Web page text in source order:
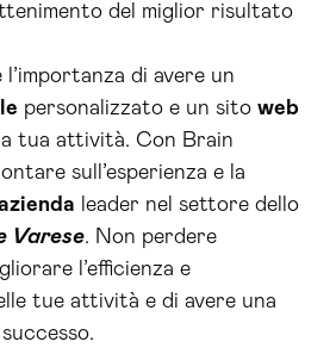
del miglior risultato
di avere un
personalizzato e un sito web
tua attività. Con Brain
sull’esperienza e la
leader nel settore dello
Varese. Non perdere
l’efficienza e
tue attività e di avere una